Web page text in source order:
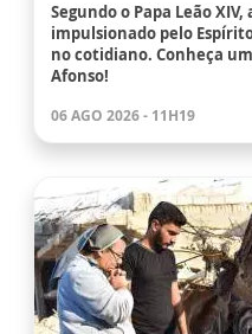
Segundo o Papa Leão
impulsionado pelo
no cotidiano. Conheça
Afonso!
06 AGO 2026 - 11H19